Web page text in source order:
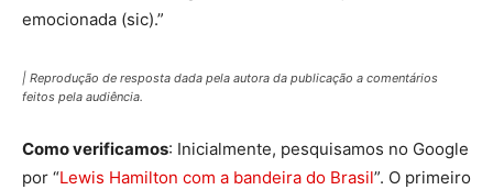
emocionada (sic).”
| Reprodução de resposta dada pela autora da publicação a comentários
feitos pela audiência.
Como verificamos: Inicialmente, pesquisamos no Google
por “Lewis Hamilton com a bandeira do Brasil”. O primeiro